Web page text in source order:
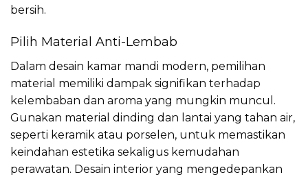
bersih.
Pilih Material Anti-Lembab
Dalam desain kamar mandi modern, pemilihan
material memiliki dampak signifikan terhadap
kelembaban dan aroma yang mungkin muncul.
Gunakan material dinding dan lantai yang tahan air,
seperti keramik atau porselen, untuk memastikan
keindahan estetika sekaligus kemudahan
perawatan. Desain interior yang mengedepankan